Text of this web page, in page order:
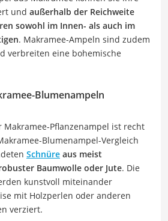
und außerhalb der Reichweite
sowohl im Innen- als auch im
. Makramee-Ampeln sind zudem
verbreiten eine bohemische
Blumenampeln
Makramee-Pflanzenampel ist recht
Blumenampel-Vergleich
Schnüre aus meist
Baumwolle oder Jute. Die
kunstvoll miteinander
mit Holzperlen oder anderen
verziert.